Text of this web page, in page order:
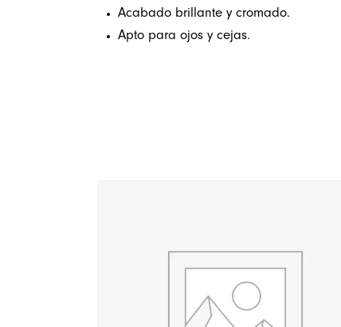
Acabado brillante y cromado.
Apto para ojos y cejas.